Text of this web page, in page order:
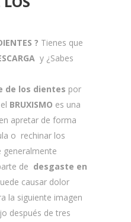
? Tienes que
y ¿Sabes
de los dientes por
BRUXISMO es una
apretar de forma
o rechinar los
generalmente
de desgaste en
causar dolor
la siguiente imagen
después de tres